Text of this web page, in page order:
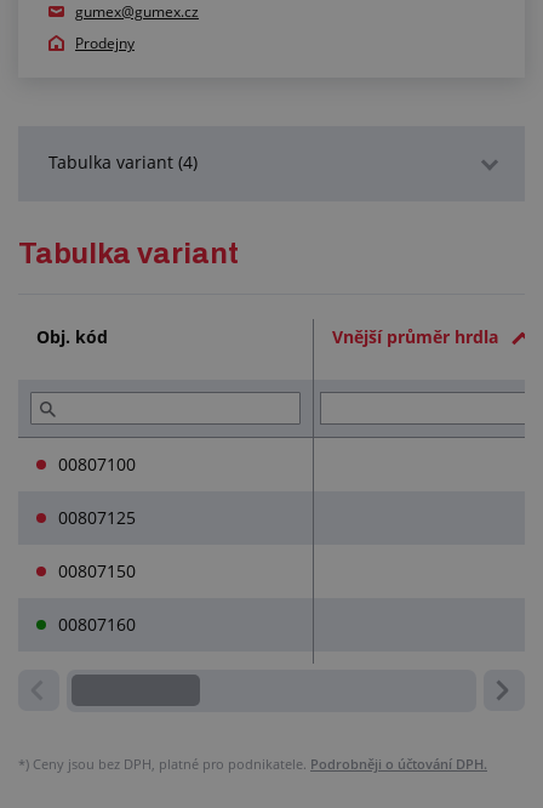
gumex@gumex.cz
Prodejny
Tabulka variant (4)
Tabulka variant
Obj. kód Vnější průměr hrdla
00807100
00807125
00807150
00807160
*) Ceny jsou bez DPH, platné pro podnikatele. Podrobněji o účtování DPH.